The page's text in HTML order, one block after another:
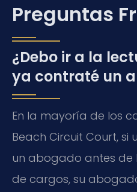
Preguntas
¿Debo ir a la
ya contraté un
En la mayoría de los
Beach Circuit Court,
un abogado antes de
de cargos, su